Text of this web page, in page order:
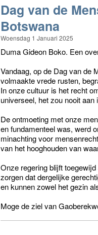
Dag van de
Botswana
Woensdag 1 Januari 2025
Duma Gideon Boko. Een
Vandaag, op de Dag van de
volmaakte vrede rusten,
In onze cultuur is het recht
universeel, het zou nooit
De ontmoeting met onze
en fundamenteel was, werd
minachting voor
van het hooghouden van
Onze regering blijft
zorgen dat dergelijke
en kunnen zowel het gezin
Moge de ziel van